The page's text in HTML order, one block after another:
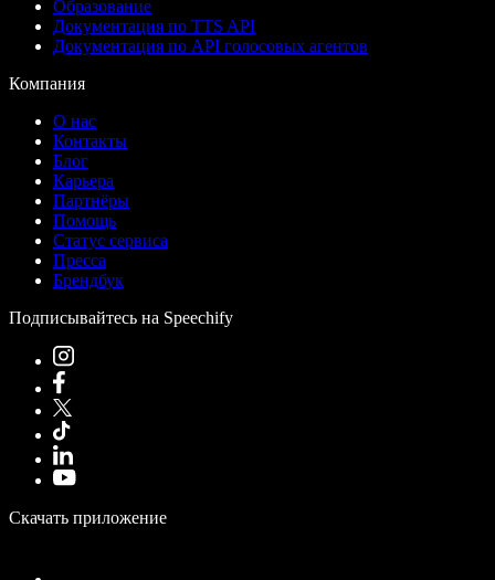
Образование
Документация по TTS API
Документация по API голосовых агентов
Компания
О нас
Контакты
Блог
Карьера
Партнёры
Помощь
Статус сервиса
Пресса
Брендбук
Подписывайтесь на Speechify
Скачать приложение